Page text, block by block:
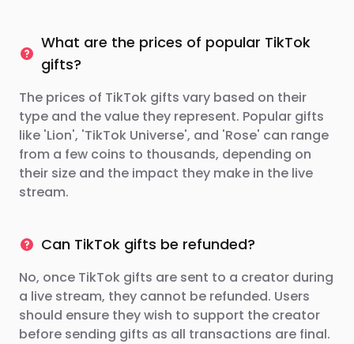
What are the prices of popular TikTok
gifts?
The prices of TikTok gifts vary based on their
type and the value they represent. Popular gifts
like 'Lion', 'TikTok Universe', and 'Rose' can range
from a few coins to thousands, depending on
their size and the impact they make in the live
stream.
Can TikTok gifts be refunded?
No, once TikTok gifts are sent to a creator during
a live stream, they cannot be refunded. Users
should ensure they wish to support the creator
before sending gifts as all transactions are final.